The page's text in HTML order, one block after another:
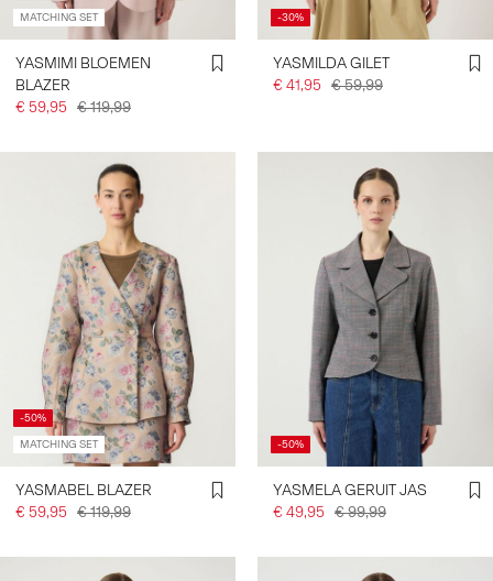
MATCHING SET
YASMIMI BLOEMEN
BLAZER
€ 59,95 € 119,99
-30%
YASMILDA GILET
€ 41,95 € 59,99
-50%
MATCHING SET
YASMABEL BLAZER
€ 59,95 € 119,99
-50%
YASMELA GERUIT JAS
€ 49,95 € 99,99